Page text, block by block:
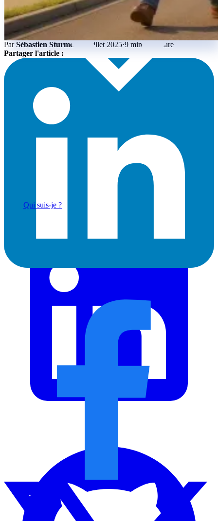
Développement Web & Mobile
Automatisation, IA & Outils
Qui suis-je ?
ParSébastien Sturmel 27 juillet 2025·9 min de lecture
Partager l'article :